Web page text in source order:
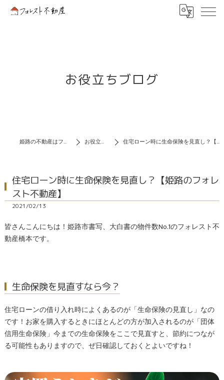
お役立ちブログ
姫路の不動産はフォレスト不動産 お役立ちブログ 住宅ローン時に生命保険を見直し？【姫路のフォレスト不動産】
住宅ローン時に生命保険を見直し？【姫路のフォレ
スト不動産】
2021/02/13
皆さんこんにちは！姫路市書写、大白書の物件数No.1のフォレスト不
動産橋本です。
生命保険を見直すなら今？
住宅ローンの借り入れ時によくあるのが「生命保険の見直し」なの
です！お家を購入するときにほとんどの方が加入されるのが「団体
信用生命保険」今までの生命保険をここで見直すと、節約につなが
る可能性もありますので、ぜ日確認しておくとよいですね！